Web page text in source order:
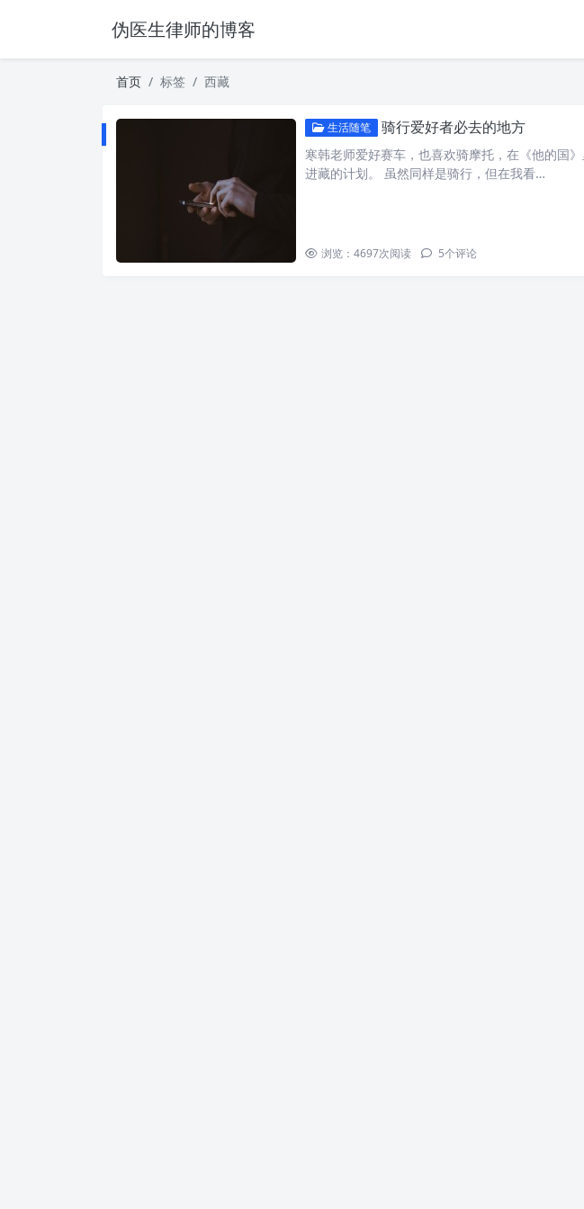
伪医生律师的博客
首页 标签 西藏
生活随笔 骑行爱好者必去的地方
寒韩老师爱好赛车，也喜欢骑摩托，在《他的国
进藏的计划。 虽然同样是骑行，但在我看…
浏览：4697次阅读 5个评论